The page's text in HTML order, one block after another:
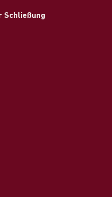
Schließung